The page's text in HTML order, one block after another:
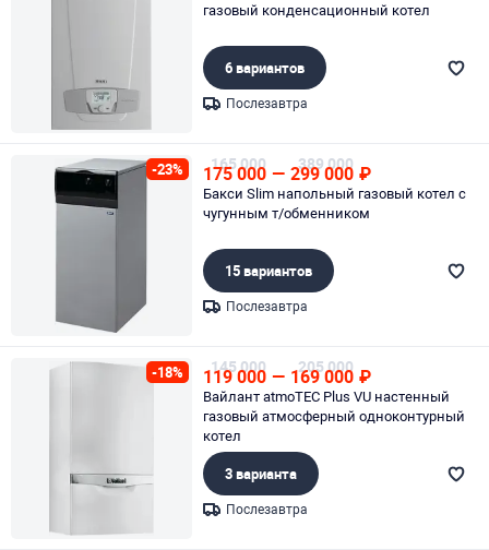
газовый конденсационный котел
6 вариантов
Послезавтра
-23% 165 000
175 000 — 389 000
299 000 ₽
Бакси Slim напольный газовый котел с
чугунным т/обменником
15 вариантов
Послезавтра
-18% 145 000
119 000 — 205 000
169 000 ₽
Вайлант atmoTEC Plus VU настенный
газовый атмосферный одноконтурный
котел
3 варианта
Послезавтра